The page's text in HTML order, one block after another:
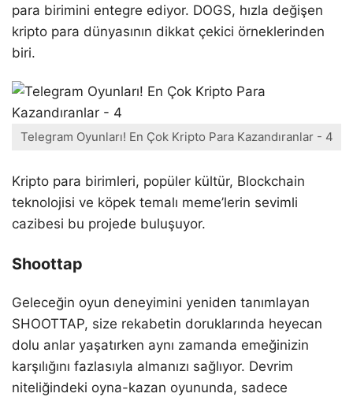
para birimini entegre ediyor. DOGS, hızla değişen
kripto para dünyasının dikkat çekici örneklerinden
biri.
Telegram Oyunları! En Çok Kripto Para Kazandıranlar - 4
Kripto para birimleri, popüler kültür, Blockchain
teknolojisi ve köpek temalı meme’lerin sevimli
cazibesi bu projede buluşuyor.
Shoottap
Geleceğin oyun deneyimini yeniden tanımlayan
SHOOTTAP, size rekabetin doruklarında heyecan
dolu anlar yaşatırken aynı zamanda emeğinizin
karşılığını fazlasıyla almanızı sağlıyor. Devrim
niteliğindeki oyna-kazan oyununda, sadece